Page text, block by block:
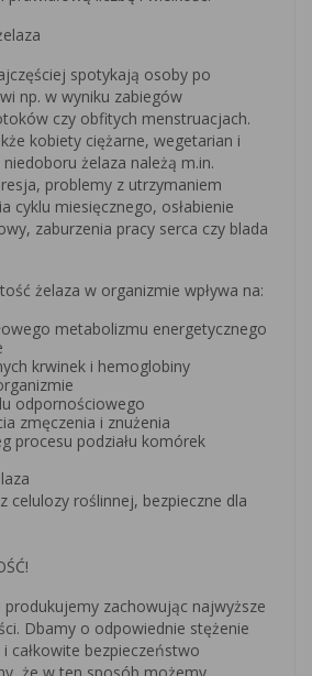
spotykają osoby po
np. w wyniku zabiegów
czy obfitych menstruacjach.
kobiety ciężarne, wegetarian i
żelaza należą m.in.
problemy z utrzymaniem
cyklu miesięcznego, osłabienie
zaburzenia pracy serca czy blada
żelaza w organizmie wpływa na:
metabolizmu energetycznego
krwinek i hemoglobiny
odpornościowego
zmęczenia i znużenia
procesu podziału komórek
celulozy roślinnej, bezpieczne dla
produkujemy zachowując najwyższe
Dbamy o odpowiednie stężenie
całkowite bezpieczeństwo